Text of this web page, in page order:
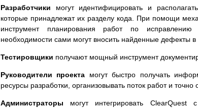
Разработчики могут идентифицировать и
которые принадлежат их разделу кода. При помощи
инструмент планирования работ по
необходимости сами могут вносить найденные дефекты в
Тестировщики получают мощный инструмент
Руководители проекта могут быстро получать
ресурсы разработки, организовывать поток работ и
Администраторы могут интегрировать ClearQuest